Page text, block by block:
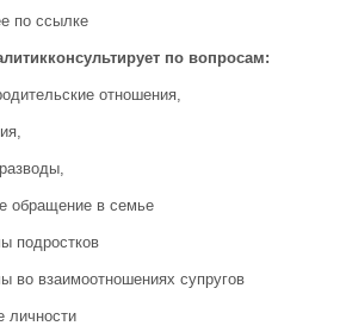
по ссылке
консультирует по вопросам:
отношения,
обращение в семье
подростков
во взаимоотношениях супругов
личности